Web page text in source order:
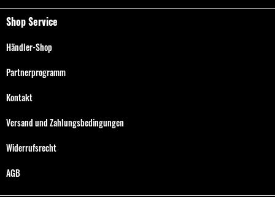
Shop Service
Händler-Shop
Partnerprogramm
Kontakt
Versand und Zahlungsbedingungen
Widerrufsrecht
AGB